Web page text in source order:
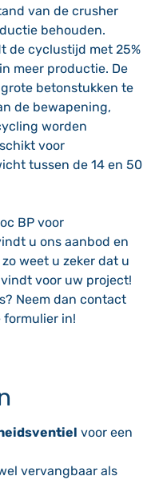
van de crusher
behouden.
de cyclustijd met 25%
meer productie. De
betonstukken te
de bewapening,
worden
voor
tussen de 14 en 50
BP voor
u ons aanbod en
weet u zeker dat u
voor uw project!
Neem dan contact
formulier in!
voor een
vervangbaar als